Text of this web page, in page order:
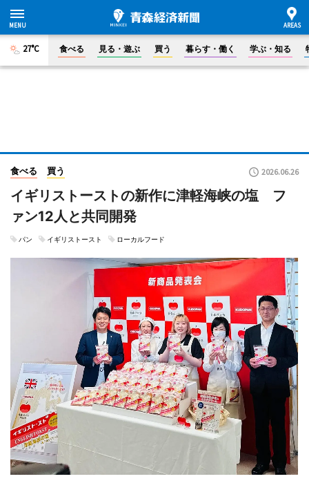
27°C 食べる 見る・遊ぶ 買う 暮らす・働く 学ぶ・知る
食べる 買う 2026.06.26
イギリストーストの新作に津軽海峡の塩 フ
ァン12人と共同開発
パン イギリストースト ローカルフード